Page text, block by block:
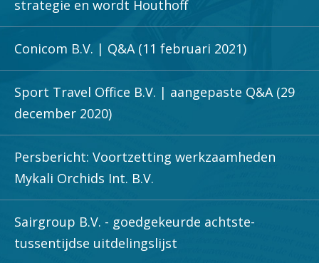
strategie en wordt Houthoff
Conicom B.V. | Q&A (11 februari 2021)
Sport Travel Office B.V. | aangepaste Q&A (29
december 2020)
Persbericht: Voortzetting werkzaamheden
Mykali Orchids Int. B.V.
Sairgroup B.V. - goedgekeurde achtste-
tussentijdse uitdelingslijst